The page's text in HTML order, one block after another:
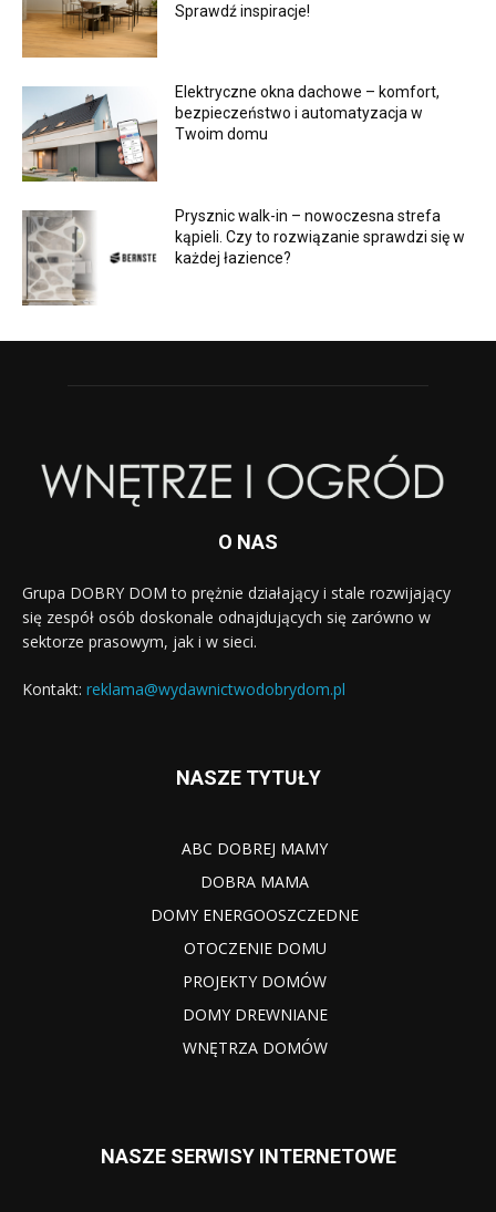
Sprawdź inspiracje!
Elektryczne okna dachowe – komfort,
bezpieczeństwo i automatyzacja w
Twoim domu
Prysznic walk-in – nowoczesna strefa
kąpieli. Czy to rozwiązanie sprawdzi się w
każdej łazience?
O NAS
Grupa DOBRY DOM to prężnie działający i stale rozwijający
się zespół osób doskonale odnajdujących się zarówno w
sektorze prasowym, jak i w sieci.
Kontakt: reklama@wydawnictwodobrydom.pl
NASZE TYTUŁY
ABC DOBREJ MAMY
DOBRA MAMA
DOMY ENERGOOSZCZEDNE
OTOCZENIE DOMU
PROJEKTY DOMÓW
DOMY DREWNIANE
WNĘTRZA DOMÓW
NASZE SERWISY INTERNETOWE